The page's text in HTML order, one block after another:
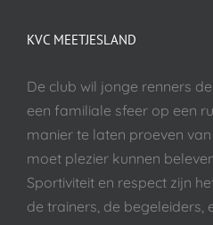
KVC MEETJESLAND
De club wil jonge renners
een familiale sfeer op een
manier te laten proeven
moet plezier kunnen
Sportiviteit en respect zijn
de trainers, de begeleiders,